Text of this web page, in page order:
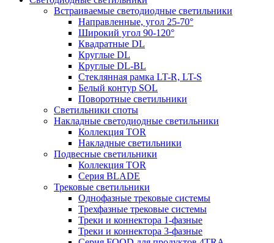
Встраиваемые светодиодные светильники
Направленные, угол 25-70°
Широкий угол 90-120°
Квадратные DL
Круглые DL
Круглые DL-BL
Стеклянная рамка LT-R, LT-S
Белый контур SOL
Поворотные светильники
Светильники споты
Накладные светодиодные светильники
Коллекция TOR
Накладные светильники
Подвесные светильники
Коллекция TOR
Серия BLADE
Трековые светильники
Однофазные трековые системы
Трехфазные трековые системы
Треки и коннектора 1-фазные
Треки и коннектора 3-фазные